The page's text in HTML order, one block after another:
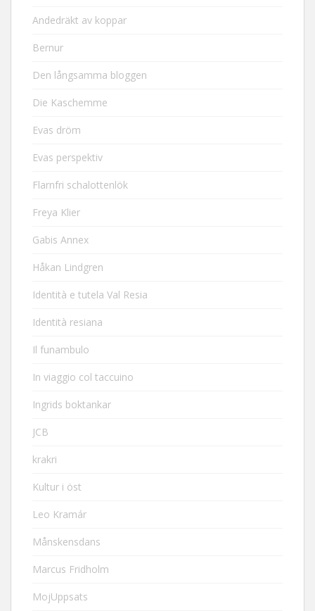
Andedräkt av koppar
Bernur
Den långsamma bloggen
Die Kaschemme
Evas dröm
Evas perspektiv
Flarnfri schalottenlök
Freya Klier
Gabis Annex
Håkan Lindgren
Identità e tutela Val Resia
Identità resiana
Il funambulo
In viaggio col taccuino
Ingrids boktankar
JCB
krakri
Kultur i öst
Leo Kramár
Månskensdans
Marcus Fridholm
MojUppsats